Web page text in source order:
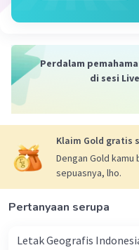
Beri Rating·0.0(0)
Perdalam
di sesi
Klaim Gold gratis
Dengan Gold kamu
sepuasnya, lho.
Pertanyaan serupa
Letak Geografis Indonesia Letak geografis adalah